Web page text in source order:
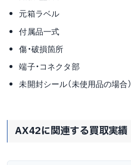
元箱ラベル
付属品一式
傷・破損箇所
端子・コネクタ部
未開封シール（未使用品の場合）
AX42に関連する買取実績